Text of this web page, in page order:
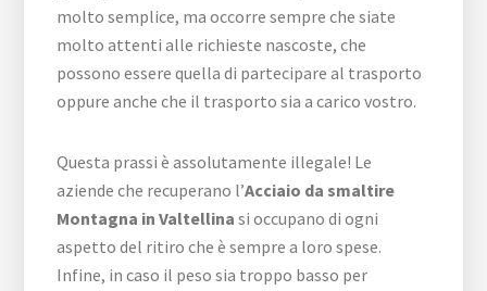
molto semplice, ma occorre sempre che siate
molto attenti alle richieste nascoste, che
possono essere quella di partecipare al trasporto
oppure anche che il trasporto sia a carico vostro.
Questa prassi è assolutamente illegale! Le
aziende che recuperano l’Acciaio da smaltire
Montagna in Valtellina si occupano di ogni
aspetto del ritiro che è sempre a loro spese.
Infine, in caso il peso sia troppo basso per